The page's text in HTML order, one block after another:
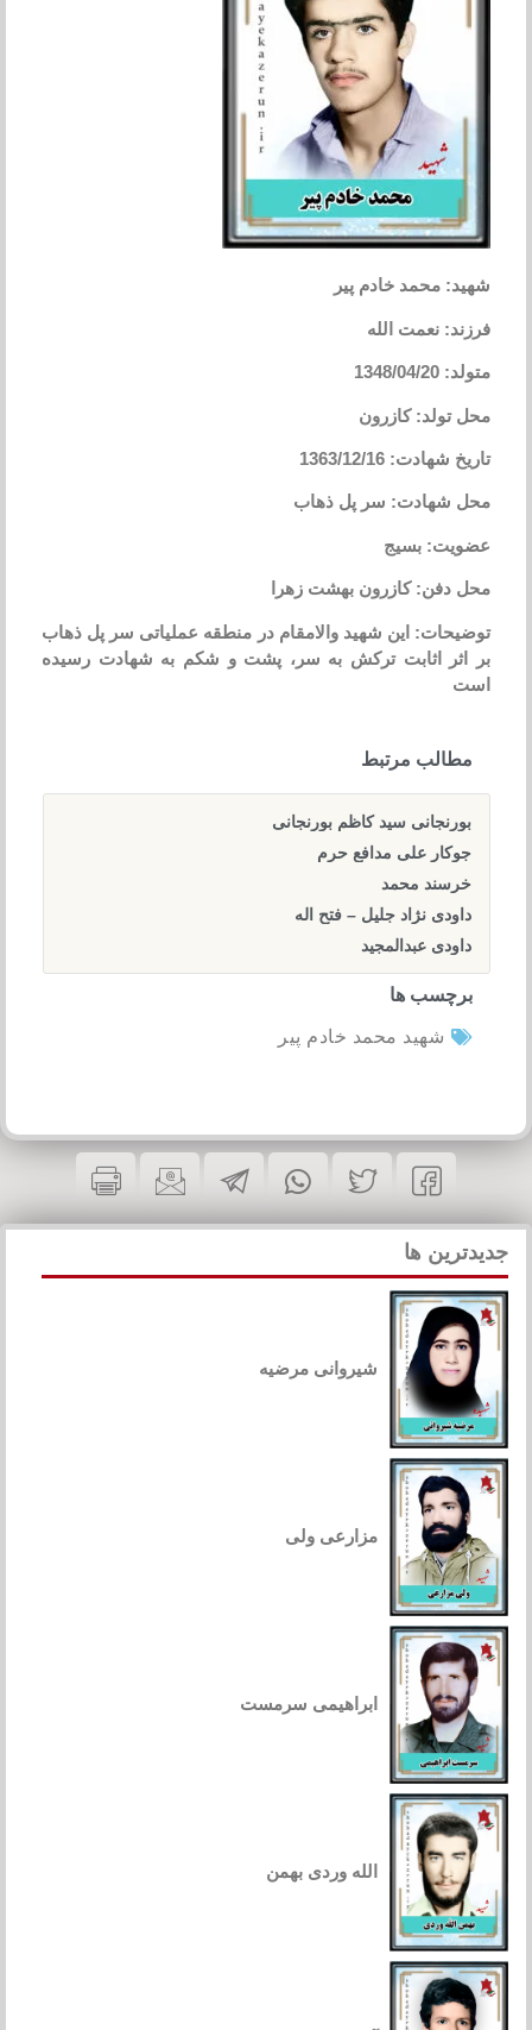
شهید: محمد خادم پیر
فرزند: نعمت الله
متولد: 1348/04/20
محل تولد: کازرون
تاریخ شهادت: 1363/12/16
محل شهادت: سر پل ذهاب
عضویت: بسیج
محل دفن: کازرون بهشت زهرا
توضیحات: این شهید والامقام در منطقه عملیاتی سر پل ذهاب
بر اثر اثابت ترکش به سر، پشت و شکم به شهادت رسیده
است
مطالب مرتبط
بورنجانی سید کاظم بورنجانی
جوکار علی مدافع حرم
خرسند محمد
داودی نژاد جلیل – فتح اله
داودی عبدالمجید
برچسب ها
شهید محمد خادم پیر
جدیدترین ها
شیروانی مرضیه
مزارعی ولی
ابراهیمی سرمست
الله وردی بهمن